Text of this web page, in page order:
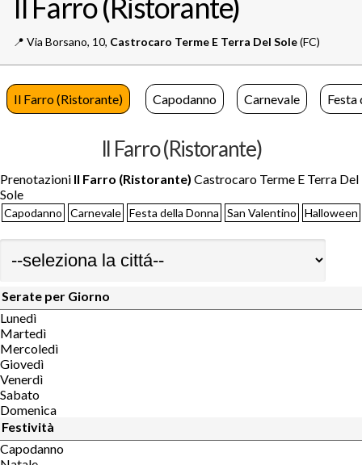
Il Farro (Ristorante)
📍️ Via Borsano, 10, Castrocaro Terme E Terra Del Sole(FC)
Il Farro (Ristorante) Capodanno Carnevale Festa
Il Farro (Ristorante)
Prenotazioni Il Farro (Ristorante) Castrocaro Terme E Terra Del
Sole
Capodanno Carnevale Festa della Donna San Valentino Halloween
Serate per Giorno
Lunedì
Martedì
Mercoledì
Giovedì
Venerdì
Sabato
Domenica
Festività
Capodanno